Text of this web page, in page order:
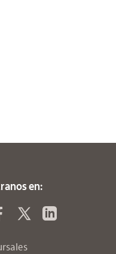
en:
FacebookTwitter